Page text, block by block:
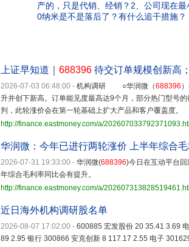
产的，只是代销、经销？2、公司现在
0纳米是不是落后了？有什么追干措施？
上证早知道｜ 688396 待交订单规模创新高
2026-07-03 06:48:00 - 机构调研 ○华润微（688396
升并创下新高。订单能见度最高达9个月，部分热门型号
判，此轮涨价会在第一轮基础上扩大产品和客户覆盖度。
http://finance.eastmoney.com/a/
华润微：今年已进行两轮涨价 上半年综合
2026-07-31 19:33:00 - 华润微(688396)今日在互动平台
年综合毛利率同比会有提升。
http://finance.eastmoney.com/a/
近日海外机构调研股名单
2026-08-07 17:02:00 - 600885 宏发股份 20 35.41 3.69
89 2.95 银行 300866 安克创新 8 117.17 2.55 电子